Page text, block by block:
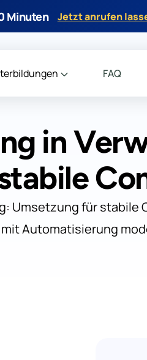
Minuten Jetzt anrufen
FAQ
in
Umsetzung für stabile
Automatisierung